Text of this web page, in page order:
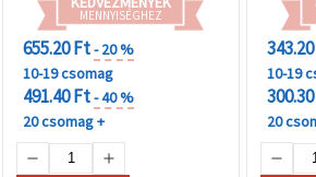
MENNYISÉGHEZ
655.20 Ft- 20 %
10-19 csomag
491.40 Ft- 40 %
20 csomag +
10-19
20